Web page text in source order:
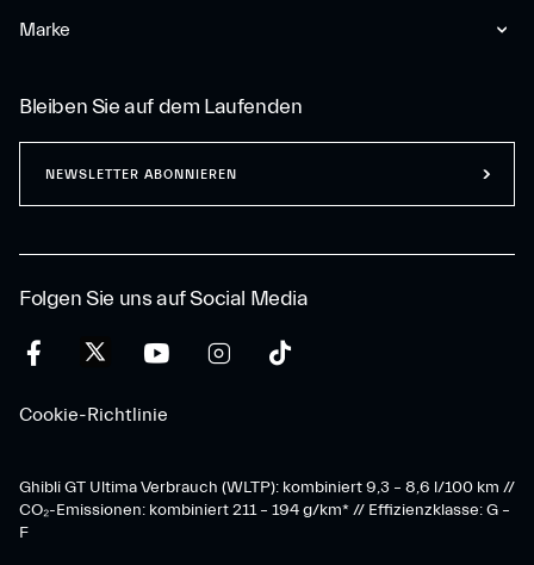
Marke
Folgen Sie uns auf Social Media
Cookie-Richtlinie
Bleiben Sie auf dem Laufenden
NEWSLETTER ABONNIEREN
Ghibli GT Ultima Verbrauch (WLTP): kombiniert 9,3 – 8,6 l/100 km //
CO₂-Emissionen: kombiniert 211 – 194 g/km* // Effizienzklasse: G –
F